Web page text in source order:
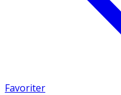
Favoriter